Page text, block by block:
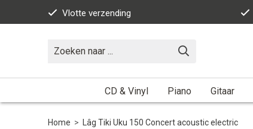
Vlotte verzending
CD & Vinyl Piano Gitaar
Home > Lâg Tiki Uku 150 Concert acoustic electric